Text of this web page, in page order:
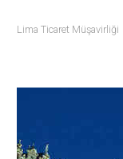
Lima Ticaret Müşavirliği